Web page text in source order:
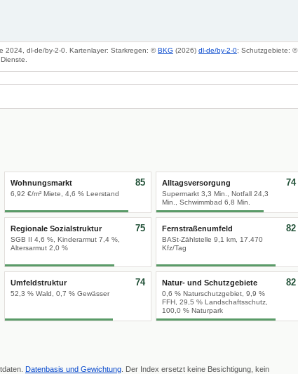
2024, dl-de/by-2-0. Kartenlayer: Starkregen: ©BKG (2026) dl-de/by-2-0; Schutzgebiete: ©
Wohnungsmarkt
6,92 €/m² Miete, 4,6 % Leerstand
85 Alltagsversorgung
Supermarkt 3,3 Min., Notfall 24,3
Min., Schwimmbad 6,8 Min.
74
Regionale Sozialstruktur
SGB II 4,6 %, Kinderarmut 7,4 %,
Altersarmut 2,0 %
75 Fernstraßenumfeld
BASt-Zählstelle 9,1 km, 17.470
Kfz/Tag
82
Umfeldstruktur
52,3 % Wald, 0,7 % Gewässer
74 Natur- und Schutzgebiete
0,6 % Naturschutzgebiet, 9,9 %
FFH, 29,5 % Landschaftsschutz,
100,0 % Naturpark
82
Datenbasis und Gewichtung . Der Index ersetzt keine Besichtigung, kein